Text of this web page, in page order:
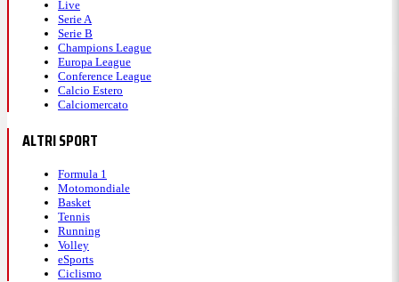
Live
Serie A
Serie B
Champions League
Europa League
Conference League
Calcio Estero
Calciomercato
ALTRI SPORT
Formula 1
Motomondiale
Basket
Tennis
Running
Volley
eSports
Ciclismo